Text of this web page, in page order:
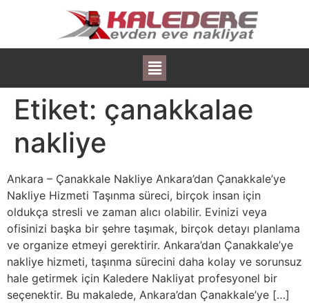
Etiket: çanakkalae
nakliye
Ankara – Çanakkale Nakliye Ankara’dan Çanakkale’ye
Nakliye Hizmeti Taşınma süreci, birçok insan için
oldukça stresli ve zaman alıcı olabilir. Evinizi veya
ofisinizi başka bir şehre taşımak, birçok detayı planlama
ve organize etmeyi gerektirir. Ankara’dan Çanakkale’ye
nakliye hizmeti, taşınma sürecini daha kolay ve sorunsuz
hale getirmek için Kaledere Nakliyat profesyonel bir
seçenektir. Bu makalede, Ankara’dan Çanakkale’ye […]